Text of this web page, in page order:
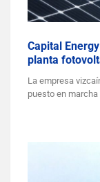
Capital
planta
La empresa
puesto en